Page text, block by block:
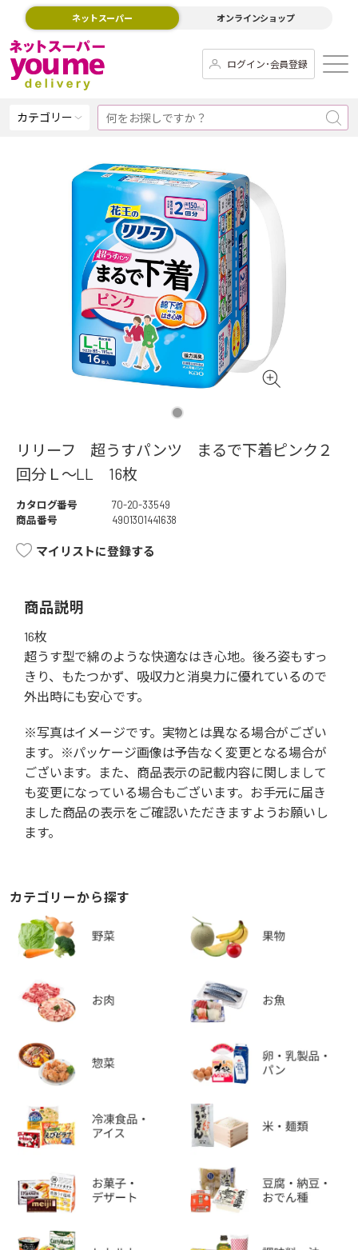
ネットスーパー オンラインショップ
ログイン･会員登録
カテゴリー
リリーフ 超うすパンツ まるで下着ピンク２
回分Ｌ～LL 16枚
カタログ番号
70-20-33549
商品番号
4901301441638
マイリストに登録する
商品説明
16枚
超うす型で綿のような快適なはき心地。後ろ姿もすっ
きり、もたつかず、吸収力と消臭力に優れているので
外出時にも安心です。
※写真はイメージです。実物とは異なる場合がござい
ます。※パッケージ画像は予告なく変更となる場合が
ございます。また、商品表示の記載内容に関しまして
も変更になっている場合もございます。お手元に届き
ました商品の表示をご確認いただきますようお願いし
ます。
カテゴリーから探す